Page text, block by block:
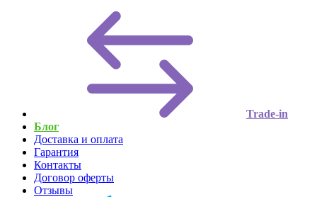
Trade-in
Блог
Доставка и оплата
Гарантия
Контакты
Договор оферты
Отзывы